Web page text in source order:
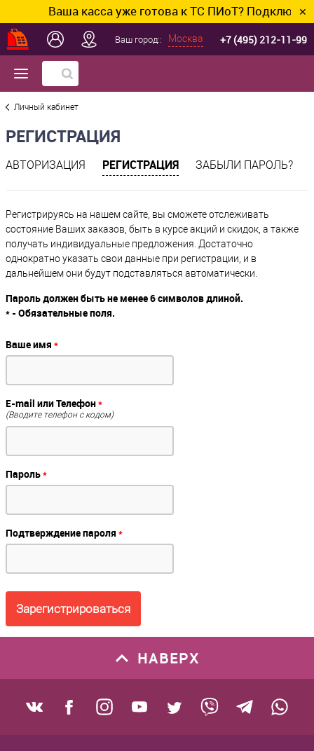
Ваша касса уже готова к ТС ПИоТ? Подключим✕
Ваш город:: Москва +7 (495) 212-11-99
Личный кабинет
РЕГИСТРАЦИЯ
АВТОРИЗАЦИЯ РЕГИСТРАЦИЯ ЗАБЫЛИ ПАРОЛЬ?
Регистрируясь на нашем сайте, вы сможете отслеживать
состояние Ваших заказов, быть в курсе акций и скидок, а также
получать индивидуальные предложения. Достаточно
однократно указать свои данные при регистрации, и в
дальнейшем они будут подставляться автоматически.
Пароль должен быть не менее 6 символов длиной.
* - Обязательные поля.
Ваше имя *
E-mail или Телефон*
(Вводите телефон с кодом)
Пароль*
Подтверждение пароля *
НАВЕРХ